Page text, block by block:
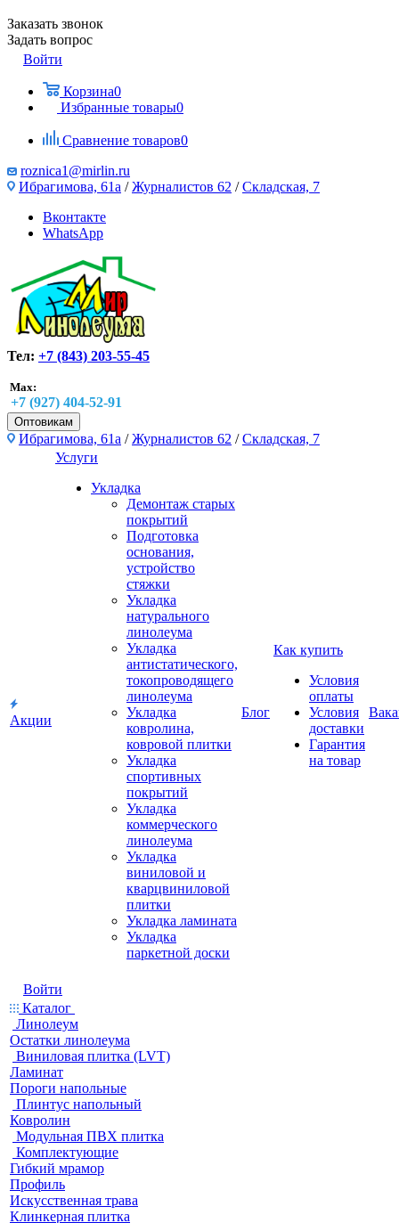
Заказать звонок
Задать вопрос
Войти
Корзина0
Избранные товары0
Сравнение товаров0
roznica1@mirlin.ru
Ибрагимова, 61а /Журналистов 62 /Складская, 7
Вконтакте
WhatsApp
Тел: +7 (843) 203-55-45
Max:
+7 (927) 404-52-91
Оптовикам
Ибрагимова, 61а /Журналистов 62 /Складская, 7
Акции
Услуги
Укладка
Демонтаж старых
покрытий
Подготовка
основания,
устройство
стяжки
Укладка
натурального
линолеума
Укладка
антистатического,
токопроводящего
линолеума
Укладка
ковролина,
ковровой плитки
Укладка
спортивных
покрытий
Укладка
коммерческого
линолеума
Укладка
виниловой и
кварцвиниловой
плитки
Укладка ламината
Укладка
паркетной доски
Блог
Как купить
Условия
оплаты
Условия
доставки
Гарантия
на товар
Войти
Каталог
Линолеум
Остатки линолеума
Виниловая плитка (LVT)
Ламинат
Пороги напольные
Плинтус напольный
Ковролин
Модульная ПВХ плитка
Комплектующие
Гибкий мрамор
Профиль
Искусственная трава
Клинкерная плитка